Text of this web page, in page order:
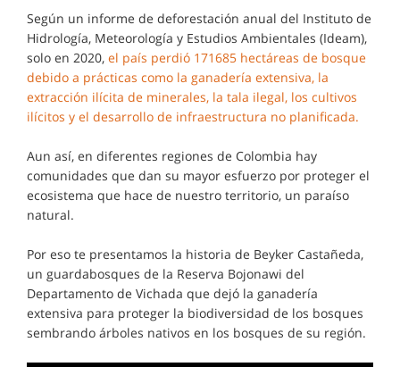
Según un informe de deforestación anual del Instituto de
Hidrología, Meteorología y Estudios Ambientales (Ideam),
solo en 2020, el país perdió 171685 hectáreas de bosque
debido a prácticas como la ganadería extensiva, la
extracción ilícita de minerales, la tala ilegal, los cultivos
ilícitos y el desarrollo de infraestructura no planificada.
Aun así, en diferentes regiones de Colombia hay
comunidades que dan su mayor esfuerzo por proteger el
ecosistema que hace de nuestro territorio, un paraíso
natural.
Por eso te presentamos la historia de Beyker Castañeda,
un guardabosques de la Reserva Bojonawi del
Departamento de Vichada que dejó la ganadería
extensiva para proteger la biodiversidad de los bosques
sembrando árboles nativos en los bosques de su región.